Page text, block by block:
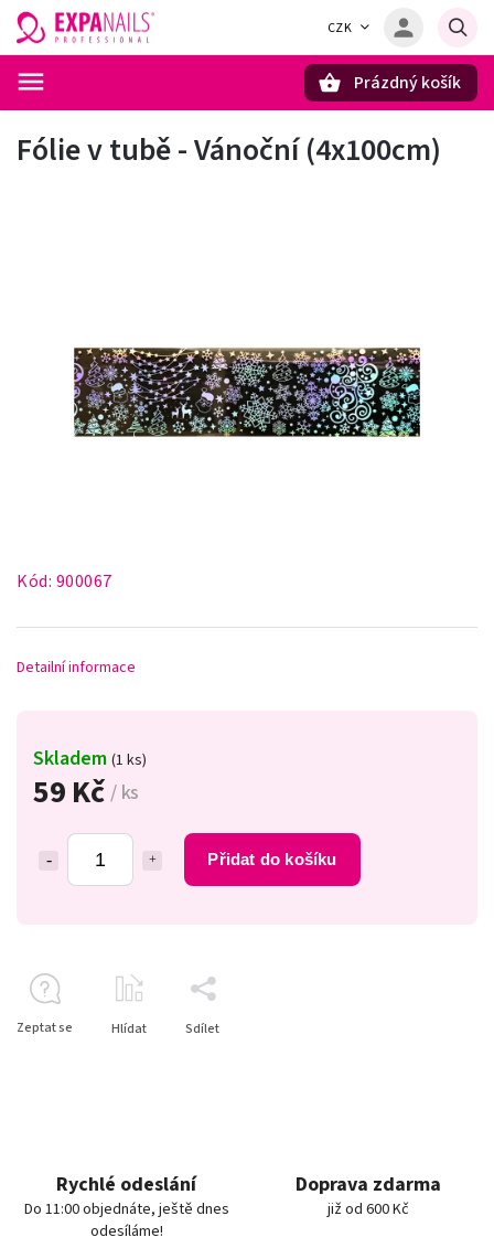
CZK
Prázdný košík
Fólie v tubě - Vánoční (4x100cm)
Kód: 900067
59 Kč/ ks
Přidat do košíku
Skladem (1 ks)
Detailní informace
Zeptat se Hlídat Sdílet
Rychlé odeslání
Do 11:00 objednáte, ještě dnes
odesíláme!
Doprava zdarma
již od 600 Kč